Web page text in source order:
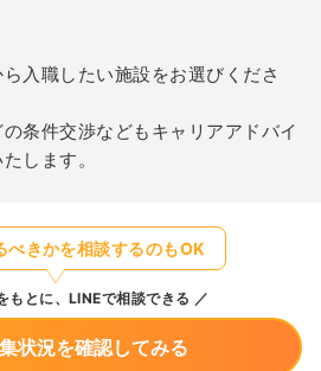
入職したい施設をお選びくださ
条件交渉などもキャリアアドバイ
します。
べきかを相談するのもOK
もとに、LINEで相談できる
状況を確認してみる